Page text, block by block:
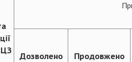
Дозволено
Продовжено